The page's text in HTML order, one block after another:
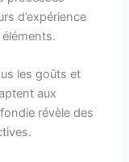
d’expérience
les goûts et
aux
révèle des